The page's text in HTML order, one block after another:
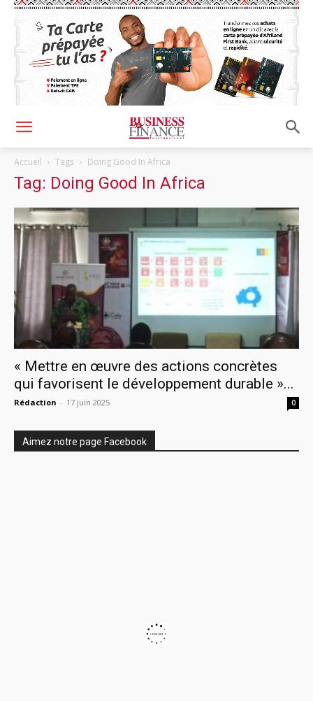
Accueil Tags Doing Good In Africa
Tag: Doing Good In Africa
« Mettre en œuvre des actions concrètes
qui favorisent le développement durable »...
Rédaction - 17 juin 2025 0
Aimez notre page Facebook